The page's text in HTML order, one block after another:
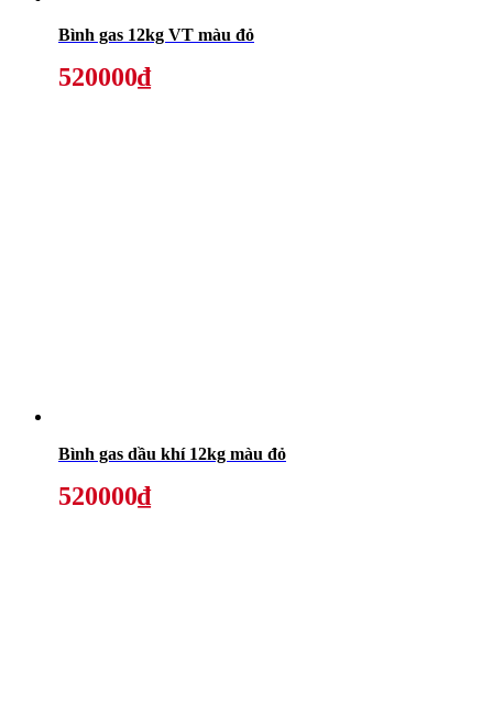
Bình gas 12kg VT màu đỏ
520000₫
Bình gas dầu khí 12kg màu đỏ
520000₫